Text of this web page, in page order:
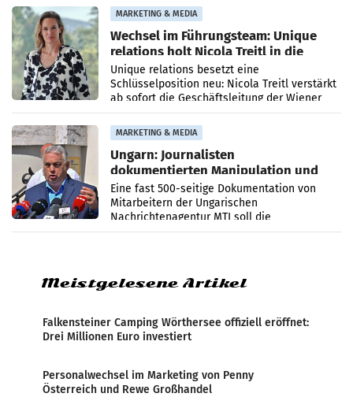
MARKETING & MEDIA
Wechsel im Führungsteam: Unique
relations holt Nicola Treitl in die
Geschäftsleitung
Unique relations besetzt eine
Schlüsselposition neu: Nicola Treitl verstärkt
ab sofort die Geschäftsleitung der Wiener
PR-Agentur an der Seite von Josef Kalina und
Anna Kalina-Mahr.
MARKETING & MEDIA
Ungarn: Journalisten
dokumentierten Manipulation und
Zensur
Eine fast 500-seitige Dokumentation von
Mitarbeitern der Ungarischen
Nachrichtenagentur MTI soll die
systematische Nachrichten-Manipulation und
Meistgelesene Artikel
Falkensteiner Camping Wörthersee offiziell eröffnet:
Drei Millionen Euro investiert
Personalwechsel im Marketing von Penny
Österreich und Rewe Großhandel